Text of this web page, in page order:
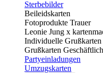
Sterbebilder
Beileidskarten
Fotoprodukte Trauer
Leonie Jung x
Individuelle Grußkarten
Grußkarten Geschäftlich
Partyeinladungen
Umzugskarten